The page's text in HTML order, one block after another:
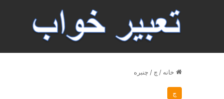
خانه / چ / چنبره
چ